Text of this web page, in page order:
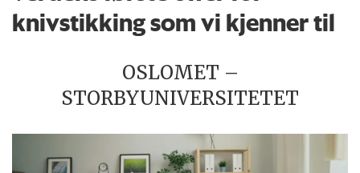
knivstikking som vi kjenner til
OSLOMET –
STORBYUNIVERSITETET